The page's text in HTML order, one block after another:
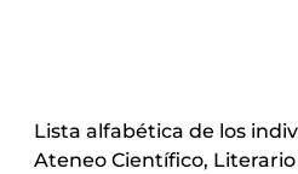
Lista alfabética de los
Ateneo Científico,